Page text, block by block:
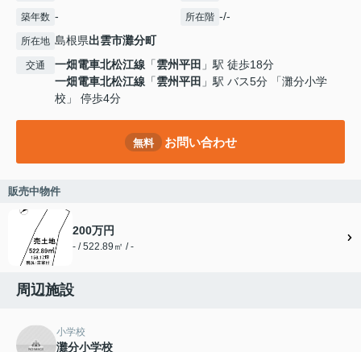
築年数 - 所在階 -/-
所在地 島根県出雲市灘分町
交通 一畑電車北松江線 「雲州平田 」駅 徒歩18分
一畑電車北松江線 「雲州平田 」駅 バス5分 「灘分小学
校」 停歩4分
無料 お問い合わせ
販売中物件
200万円
- / 522.89㎡ / -
周辺施設
小学校
灘分小学校